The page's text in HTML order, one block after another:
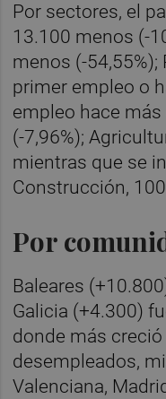
Por sectores, el
13.100 menos (-
menos (-
primer empleo o
empleo hace
(-7,96%);
mientras que se
Construcción,
Por
Baleares
Galicia (+4.300)
donde más
desempleados,
Valenciana,